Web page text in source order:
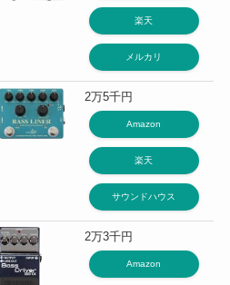
楽天
メルカリ
2万5千円
Amazon
楽天
サウンドハウス
2万3千円
Amazon